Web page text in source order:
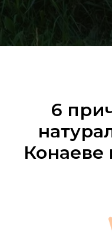
6
Конаеве